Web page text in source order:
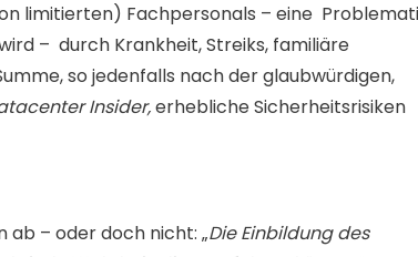
limitierten) Fachpersonals – eine
– durch Krankheit, Streiks, familiäre
so jedenfalls nach der glaubwürdigen,
Insider,erhebliche Sicherheitsrisiken
ab – oder doch nicht: „Die Einbildung des